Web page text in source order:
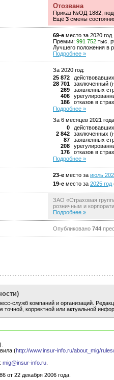
Отозвана
Приказ №ОД-1882,
Ещё 3 смены
69-е место за 2020 год
Премии: 991 752 тыс.
Лучшего положения в
Подробнее »
За 2020 год:
25 872
28 701
заключенный
269
заявленных
406
186
отказов в
Подробнее »
За 6 месяцев 2021
0
2 842
заключенных
87
заявленных
208
176
отказов в
Подробнее »
23-е место за июль
19-е место за 2025 год
ЗАО «Страховая
розничным и
Подробнее »
Опубликовано 744
служб компаний и организаций.
корректной или актуальной
(http://www.insur-info.ru/about_mig/rules/
mig@insur-info.ru
от 22 декабря 2006 года.